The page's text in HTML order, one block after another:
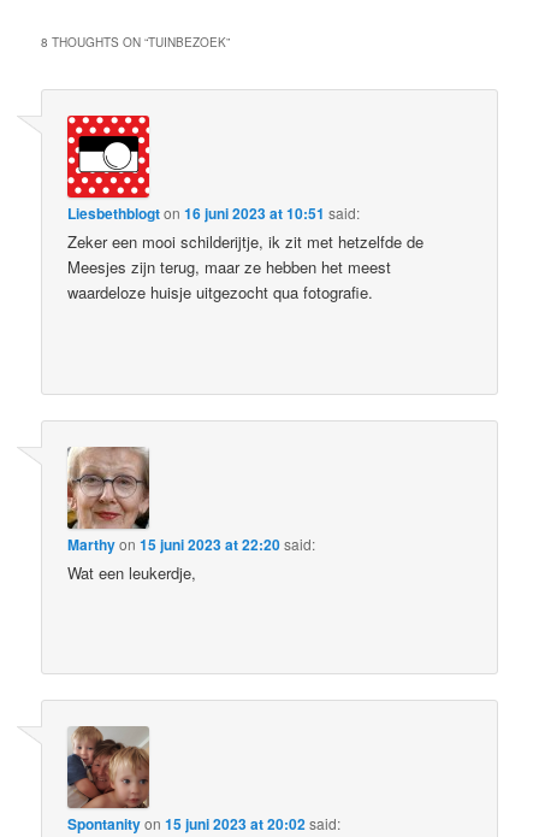
8 THOUGHTS ON “TUINBEZOEK”
Liesbethblogton16 juni 2023 at 10:51 said:
Zeker een mooi schilderijtje, ik zit met hetzelfde de
Meesjes zijn terug, maar ze hebben het meest
waardeloze huisje uitgezocht qua fotografie.
Marthyon15 juni 2023 at 22:20said:
Wat een leukerdje,
Spontanityon15 juni 2023 at 20:02said: